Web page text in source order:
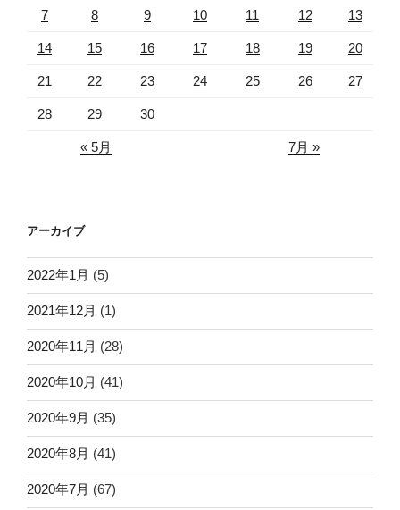
7 8 9 10 11 12 13
14 15 16 17 18 19 20
21 22 23 24 25 26 27
28 29 30
« 5月 7月 »
アーカイブ
2022年1月 (5)
2021年12月 (1)
2020年11月 (28)
2020年10月 (41)
2020年9月 (35)
2020年8月 (41)
2020年7月 (67)